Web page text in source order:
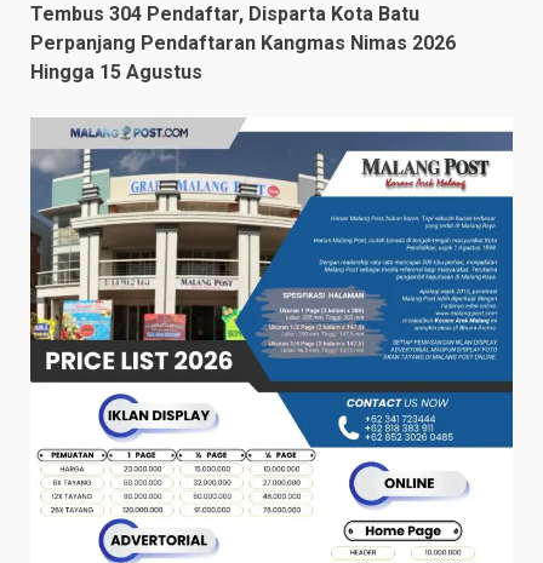
Tembus 304 Pendaftar, Disparta Kota Batu
Perpanjang Pendaftaran Kangmas Nimas 2026
Hingga 15 Agustus